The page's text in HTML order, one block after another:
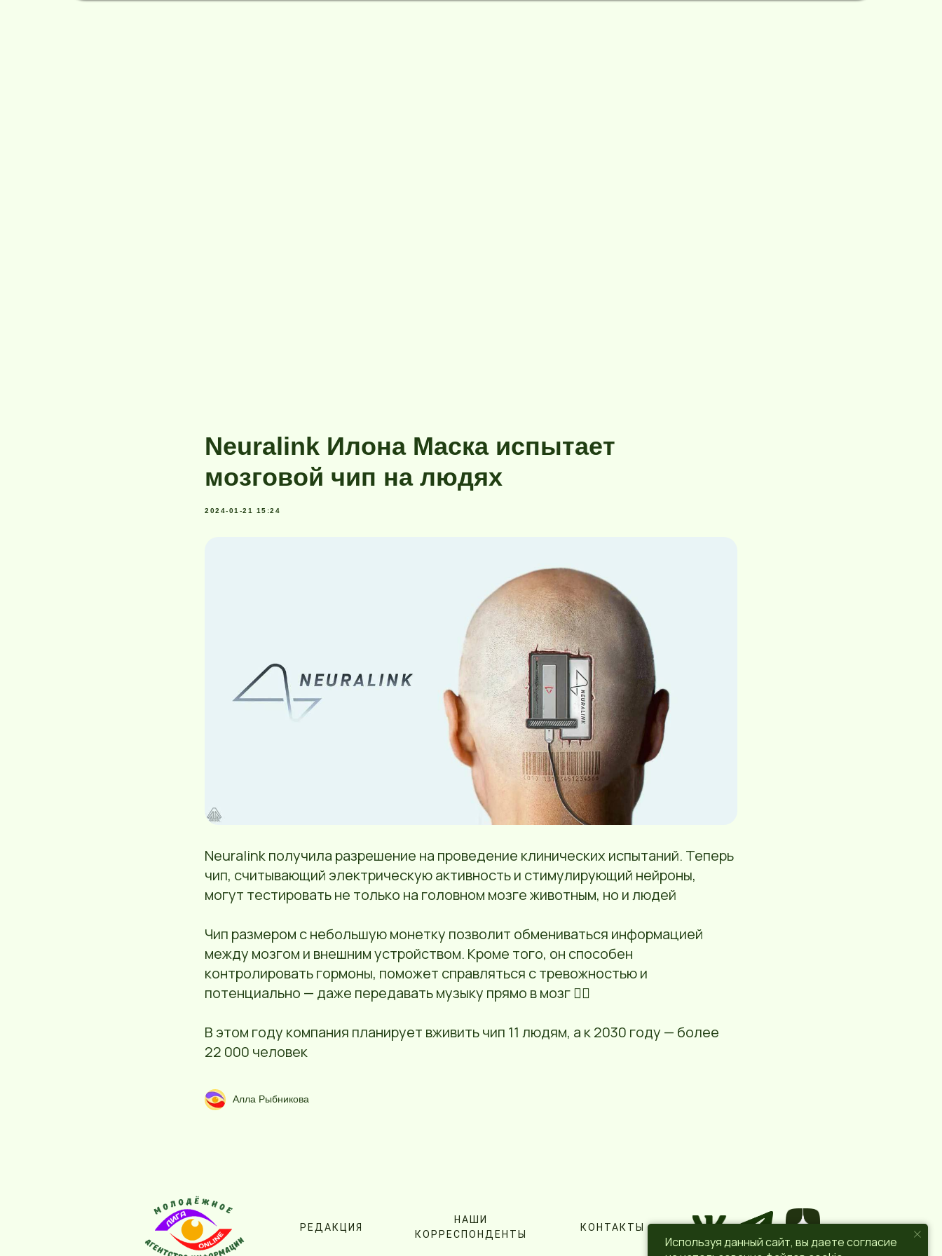
Neuralink Илона Маска испытает
мозговой чип на людях
2024-01-21 15:24
Neuralink получила разрешение на проведение клинических испытаний. Теперь
чип, считывающий электрическую активность и стимулирующий нейроны,
могут тестировать не только на головном мозге животным, но и людей
Чип размером с небольшую монетку позволит обмениваться информацией
между мозгом и внешним устройством. Кроме того, он способен
контролировать гормоны, поможет справляться с тревожностью и
потенциально — даже передавать музыку прямо в мозг 💁‍♂️
В этом году компания планирует вживить чип 11 людям, а к 2030 году — более
22 000 человек
Алла Рыбникова
Используя данный сайт, вы даете согласие
КОНТАКТЫ
НАШИ
КОРРЕСПОНДЕНТЫ
РЕДАКЦИЯ